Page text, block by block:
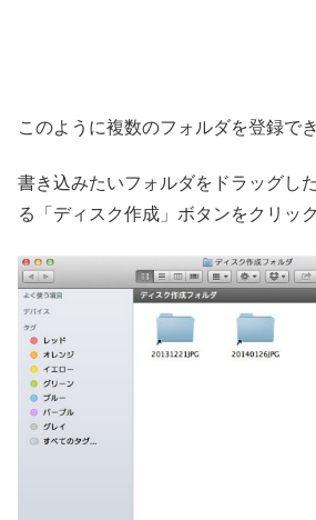
このように複数のフォルダを登録でき
書き込みたいフォルダをドラッグし
る「ディスク作成」ボタンをクリック